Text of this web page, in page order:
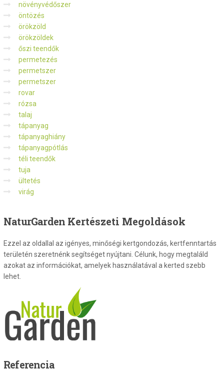
növényvédőszer
öntözés
örökzöld
örökzöldek
őszi teendők
permetezés
permetszer
permetszer
rovar
rózsa
talaj
tápanyag
tápanyaghiány
tápanyagpótlás
téli teendők
tuja
ültetés
virág
NaturGarden Kertészeti Megoldások
Ezzel az oldallal az igényes, minőségi kertgondozás, kertfenntartás
területén szeretnénk segítséget nyújtani. Célunk, hogy megtaláld
azokat az információkat, amelyek használatával a kerted szebb
lehet.
Referencia